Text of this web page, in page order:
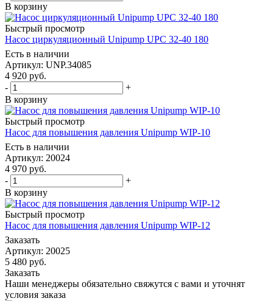
В корзину
Быстрый просмотр
Насос циркуляционный Unipump UPС 32-40 180
Есть в наличии
Артикул: UNP.34085
4 920 руб.
-
+
В корзину
Быстрый просмотр
Насос для повышения давления Unipump WIP-10
Есть в наличии
Артикул: 20024
4 970 руб.
-
+
В корзину
Быстрый просмотр
Насос для повышения давления Unipump WIP-12
Заказать
Артикул: 20025
5 480 руб.
Заказать
Наши менеджеры обязательно свяжутся с вами и уточнят
условия заказа